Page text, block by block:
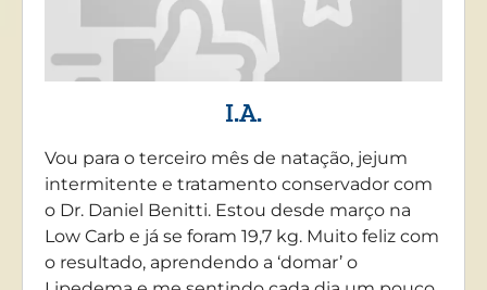
I.A.
Vou para o terceiro mês de natação, jejum
intermitente e tratamento conservador com
o Dr. Daniel Benitti. Estou desde março na
Low Carb e já se foram 19,7 kg. Muito feliz com
o resultado, aprendendo a ‘domar’ o